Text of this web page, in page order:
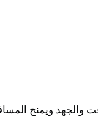
والجهد ويمنح